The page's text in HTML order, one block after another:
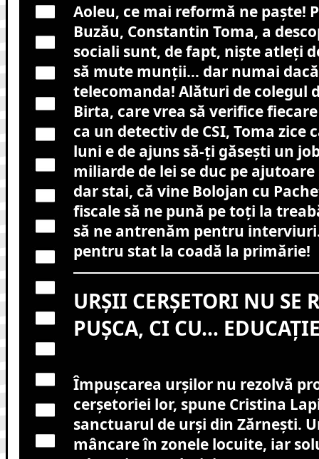
Aoleu, ce mai reformă ne paște!
Buzău, Constantin Toma, a
sociali sunt, de fapt, niște atleți
să mute munții… dar numai
telecomanda! Alături de colegul
Birta, care vrea să verifice
ca un detectiv de CSI, Toma zice
luni e de ajuns să-ți găsești un
miliarde de lei se duc pe ajutoare
dar stai, că vine Bolojan cu
fiscale să ne pună pe toți la
să ne antrenăm pentru
pentru stat la coadă la primărie!
URȘII CERȘETORI NU SE
PUȘCA, CI CU…
Împușcarea urșilor nu rezolvă
cerșetoriei lor, spune Cristina
sanctuarul de urși din Zărnești.
mâncare în zonele locuite, iar